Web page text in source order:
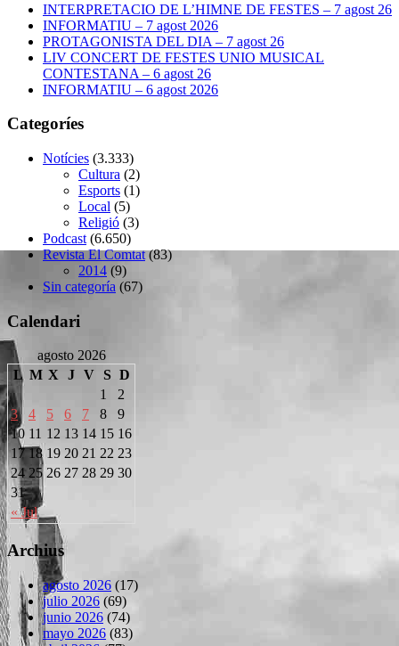
INTERPRETACIO DE L’HIMNE DE FESTES – 7 agost 26
INFORMATIU – 7 agost 2026
PROTAGONISTA DEL DIA – 7 agost 26
LIV CONCERT DE FESTES UNIO MUSICAL
CONTESTANA – 6 agost 26
INFORMATIU – 6 agost 2026
Categoríes
Notícies (3.333)
Cultura (2)
Esports (1)
Local (5)
Religió (3)
Podcast (6.650)
Revista El Comtat(83)
2014 (9)
Sin categoría (67)
Calendari
agosto 2026
L M X J V S D
« Jul
1
2
3
4 5 6 7 8
9
10 11 12 13 14 15 16
17 18 19 20 21 22 23
24 25 26 27 28 29 30
31
Archius
agosto 2026 (17)
julio 2026 (69)
junio 2026 (74)
mayo 2026 (83)